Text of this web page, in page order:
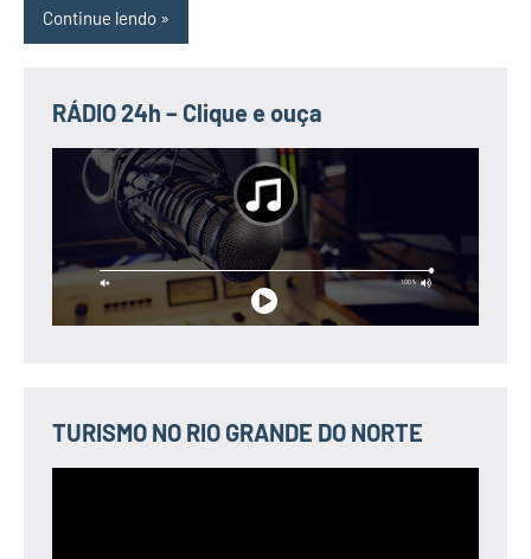
Continue lendo
RÁDIO 24h – Clique e ouça
TURISMO NO RIO GRANDE DO NORTE